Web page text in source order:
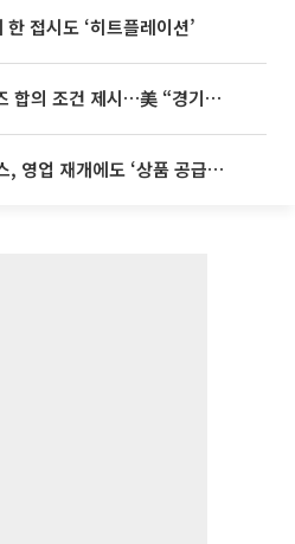
접시도 ‘히트플레이션’
이란, 미국에 호르무즈 합의 조건 제시…美 “경기 아직 안 끝나” [종합]
‘회생 D-3주’ 홈플러스, 영업 재개에도 ‘상품 공급망’ 복구가 생존 관건